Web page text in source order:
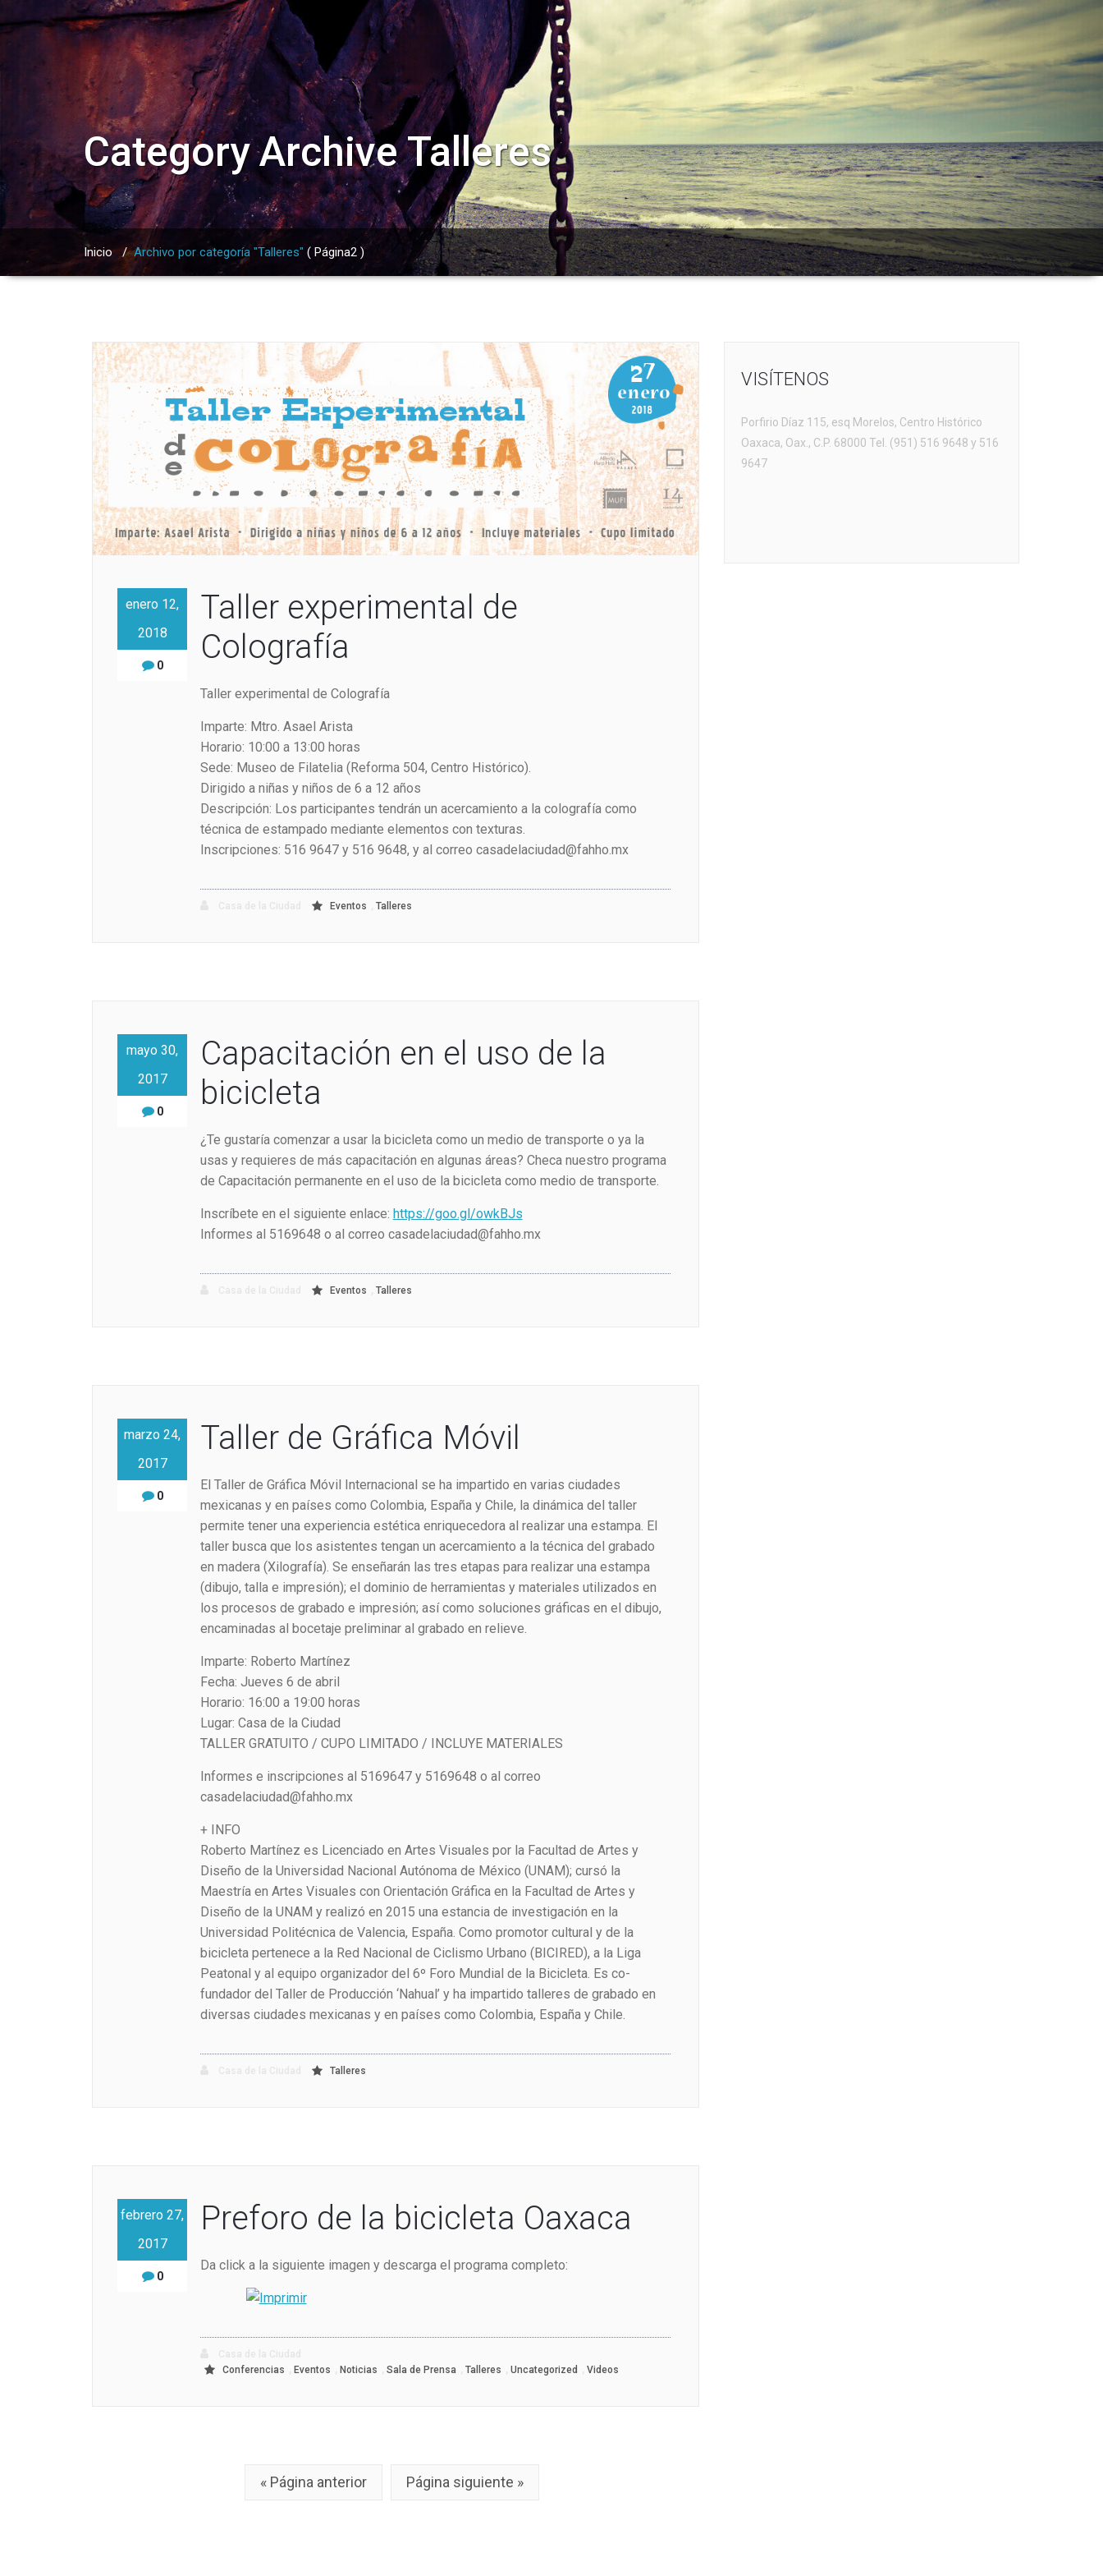
Category Archive Talleres
Inicio/Archivo por categoría "Talleres" ( Página2 )
enero 12,
2018
0
Taller experimental de
Colografía
Taller experimental de Colografía
Imparte: Mtro. Asael Arista
Horario: 10:00 a 13:00 horas
Sede: Museo de Filatelia (Reforma 504, Centro Histórico).
Dirigido a niñas y niños de 6 a 12 años
Descripción: Los participantes tendrán un acercamiento a la colografía como
técnica de estampado mediante elementos con texturas.
Inscripciones: 516 9647 y 516 9648, y al correo casadelaciudad@fahho.mx
Eventos Talleres
mayo 30,
2017
0
Capacitación en el uso de la
bicicleta
¿Te gustaría comenzar a usar la bicicleta como un medio de transporte o ya la
usas y requieres de más capacitación en algunas áreas? Checa nuestro programa
de Capacitación permanente en el uso de la bicicleta como medio de transporte.
Inscríbete en el siguiente enlace: https://goo.gl/owkBJs
Informes al 5169648 o al correo casadelaciudad@fahho.mx
Eventos Talleres
marzo 24,
2017
0
Taller de Gráfica Móvil
El Taller de Gráfica Móvil Internacional se ha impartido en varias ciudades
mexicanas y en países como Colombia, España y Chile, la dinámica del taller
permite tener una experiencia estética enriquecedora al realizar una estampa. El
taller busca que los asistentes tengan un acercamiento a la técnica del grabado
en madera (Xilografía). Se enseñarán las tres etapas para realizar una estampa
(dibujo, talla e impresión); el dominio de herramientas y materiales utilizados en
los procesos de grabado e impresión; así como soluciones gráficas en el dibujo,
encaminadas al bocetaje preliminar al grabado en relieve.
Imparte: Roberto Martínez
Fecha: Jueves 6 de abril
Horario: 16:00 a 19:00 horas
Lugar: Casa de la Ciudad
TALLER GRATUITO / CUPO LIMITADO / INCLUYE MATERIALES
Informes e inscripciones al 5169647 y 5169648 o al correo
casadelaciudad@fahho.mx
+ INFO
Roberto Martínez es Licenciado en Artes Visuales por la Facultad de Artes y
Diseño de la Universidad Nacional Autónoma de México (UNAM); cursó la
Maestría en Artes Visuales con Orientación Gráfica en la Facultad de Artes y
Diseño de la UNAM y realizó en 2015 una estancia de investigación en la
Universidad Politécnica de Valencia, España. Como promotor cultural y de la
bicicleta pertenece a la Red Nacional de Ciclismo Urbano (BICIRED), a la Liga
Peatonal y al equipo organizador del 6º Foro Mundial de la Bicicleta. Es co-
fundador del Taller de Producción ‘Nahual’ y ha impartido talleres de grabado en
diversas ciudades mexicanas y en países como Colombia, España y Chile.
Talleres
febrero 27,
2017
0
Preforo de la bicicleta Oaxaca
Da click a la siguiente imagen y descarga el programa completo:
Conferencias
Eventos Noticias Sala de Prensa Talleres Uncategorized Videos
« Página anterior Página siguiente »
VISÍTENOS
Porfirio Díaz 115, esq Morelos, Centro Histórico
Oaxaca, Oax., C.P. 68000 Tel. (951) 516 9648 y 516
9647